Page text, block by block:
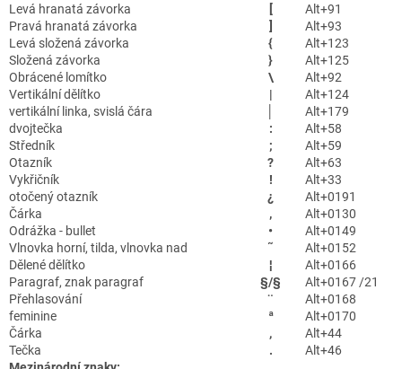
Levá hranatá závorka
[
Alt+91
Pravá hranatá závorka
]
Alt+93
Levá složená závorka
{
Alt+123
Složená závorka
}
Alt+125
Obrácené lomítko
\
Alt+92
Vertikální dělítko
|
Alt+124
vertikální linka, svislá čára
Alt+179
dvojtečka
:
Alt+58
Středník
;
Alt+59
Otazník
?
Alt+63
Vykřičník
!
Alt+33
otočený otazník
¿
Alt+0191
Čárka
‚
Alt+0130
Odrážka - bullet
•
Alt+0149
Vlnovka horní, tilda, vlnovka nad
˜
Alt+0152
Dělené dělítko
¦
Alt+0166
Paragraf, znak paragraf
§/§
Alt+0167 /21
Přehlasování
¨
Alt+0168
feminine
ª
Alt+0170
Čárka
,
Alt+44
Tečka
.
Alt+46